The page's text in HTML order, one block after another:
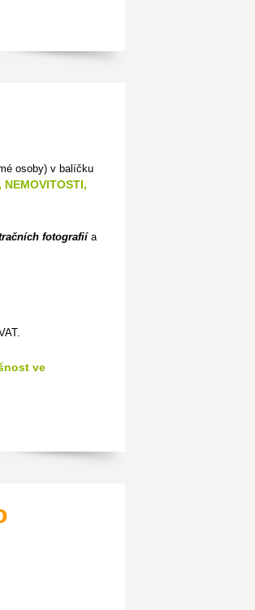
osoby) v balíčku
NEMOVITOSTI,
fotografiía
ve